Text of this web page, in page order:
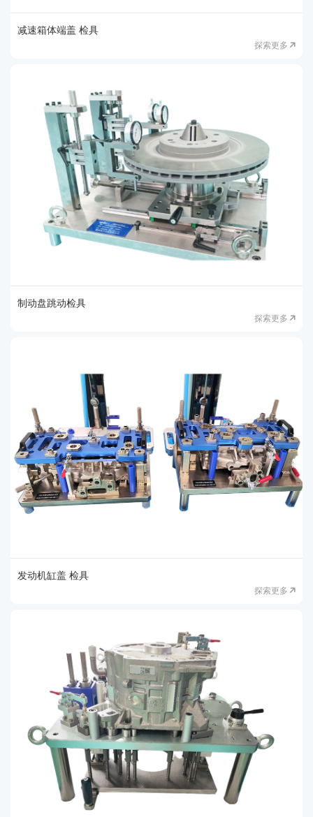
减速箱体端盖 检具
探索更多
制动盘跳动检具
探索更多
发动机缸盖 检具
探索更多